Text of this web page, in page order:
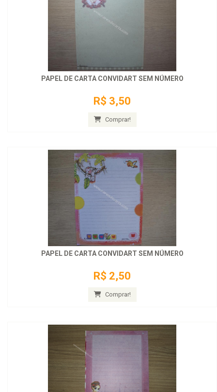
PAPEL DE CARTA CONVIDART SEM NÚMERO
R$ 3,50
Comprar!
PAPEL DE CARTA CONVIDART SEM NÚMERO
R$ 2,50
Comprar!